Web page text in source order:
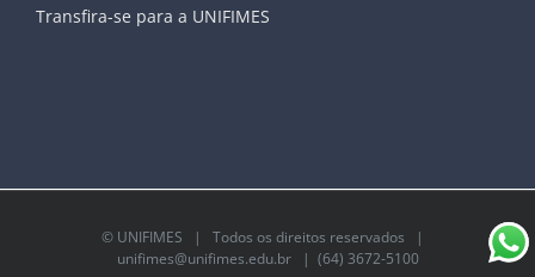
Transfira-se para a UNIFIMES
© UNIFIMES | Todos os direitos reservados |
unifimes@unifimes.edu.br| (64) 3672-5100